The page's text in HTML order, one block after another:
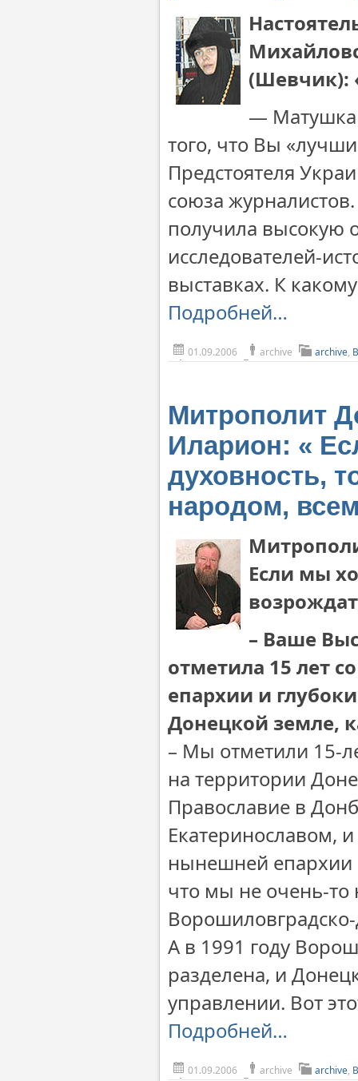
(Шевчик):
— Матушка
того, что Вы
Предстоятеля
союза
получила высокую
исследователей-
выставках. К
Подробней…
01.09.2006 archive archive,
Митрополит
Иларион: «
духовность,
народом,
Если мы
– Ваше
отметила 15 лет
епархии и
Донецкой земле,
– Мы отметили 15-
на территории
Православие в
Екатеринославом,
нынешней епархии
что мы не очень-
А в 1991 году
разделена, и
управлении. Вот
Подробней…
01.09.2006 archive archive,